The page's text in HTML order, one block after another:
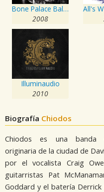
Bone Palace Ballet: Grand Coda
2008
Illuminaudio
2010
Biografía Chiodos
Chiodos es una banda
originaria de la ciudad de
por el vocalista Craig
guitarristas Pat
Goddard y el batería